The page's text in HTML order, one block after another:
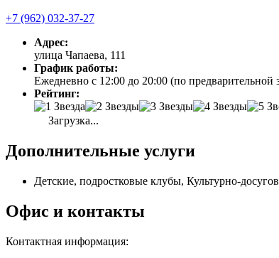
+7 (962) 032-37-27
Адрес:
улица Чапаева, 111
График работы:
Ежедневно с 12:00 до 20:00 (по предварительной
Рейтинг:
Загрузка...
Дополнительные услуги
Детские, подростковые клубы, Культурно-
Офис и контакты
Контактная информация: